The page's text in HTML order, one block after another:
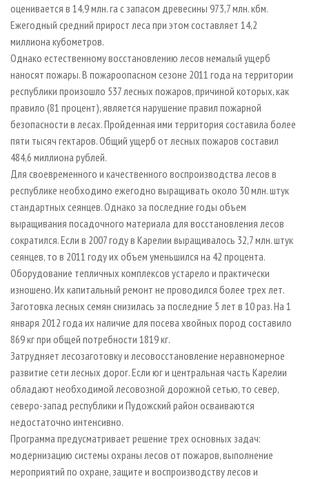
оценивается в 14,9 млн. га с запасом древесины 973,7 млн. кбм.
Ежегодный средний прирост леса при этом составляет 14,2
миллиона кубометров.
Однако естественному восстановлению лесов немалый ущерб
наносят пожары. В пожароопасном сезоне 2011 года на территории
республики произошло 537 лесных пожаров, причиной которых, как
правило (81 процент), является нарушение правил пожарной
безопасности в лесах. Пройденная ими территория составила более
пяти тысяч гектаров. Общий ущерб от лесных пожаров составил
484,6 миллиона рублей.
Для своевременного и качественного воспроизводства лесов в
республике необходимо ежегодно выращивать около 30 млн. штук
стандартных сеянцев. Однако за последние годы объем
выращивания посадочного материала для восстановления лесов
сократился. Если в 2007 году в Карелии выращивалось 32,7 млн. штук
сеянцев, то в 2011 году их объем уменьшился на 42 процента.
Оборудование тепличных комплексов устарело и практически
изношено. Их капитальный ремонт не проводился более трех лет.
Заготовка лесных семян снизилась за последние 5 лет в 10 раз. На 1
января 2012 года их наличие для посева хвойных пород составило
869 кг при общей потребности 1819 кг.
Затрудняет лесозаготовку и лесовосстановление неравномерное
развитие сети лесных дорог. Если юг и центральная часть Карелии
обладают необходимой лесовозной дорожной сетью, то север,
северо-запад республики и Пудожский район осваиваются
недостаточно интенсивно.
Программа предусматривает решение трех основных задач:
модернизацию системы охраны лесов от пожаров, выполнение
мероприятий по охране, защите и воспроизводству лесов и